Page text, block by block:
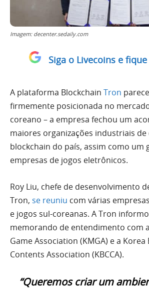
Imagem: decenter.sedaily.com
Siga o Livecoins e
A plataforma Blockchain Tron
firmemente posicionada no
coreano – a empresa fechou um
maiores organizações industriais
blockchain do país, assim como um
empresas de jogos eletrônicos.
Roy Liu, chefe de desenvolvimento
Tron, se reuniu com várias
e jogos sul-coreanas. A Tron
memorando de entendimento com
Game Association (KMGA) e a Korea
Contents Association (KBCCA).
“Queremos criar um